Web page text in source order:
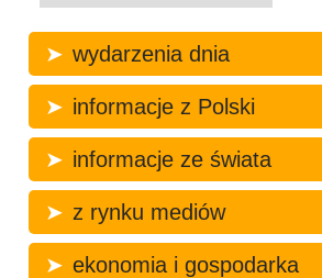
wydarzenia dnia
informacje z Polski
informacje ze świata
z rynku mediów
ekonomia i gospodarka